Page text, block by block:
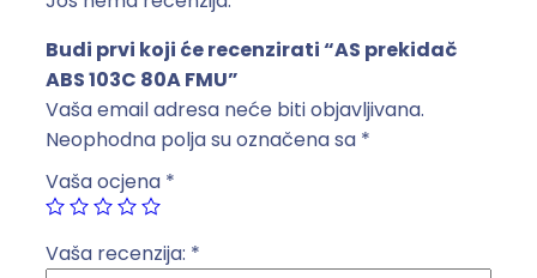
č
A
B
S
1
3
C
8
Budi prvi koji će recenzirati “AS prekidač
ABS 103C 80A FMU”
Vaša email adresa neće biti objavljivana.
Neophodna polja su označena sa *
Vaša ocjena *
Vaša recenzija: *